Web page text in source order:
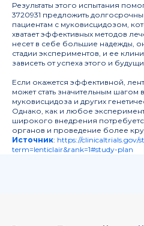
Результаты этого испытания
3720931 предложить
пациентам с муковисцидозом,
хватает эффективных методов
несет в себе большие надежды,
стадии экспериментов, и ее
зависеть от успеха этого и
Если окажется эффективной,
может стать значительным шагом
муковисцидоза и других
Однако, как и любое
широкого внедрения
органов и проведение более
Источник: https://clinicaltrials.gov/
term=lenticlair&rank=1#study-plan
pmcouncil@almazovcentre.ru
197341, Санкт-Петербург, ул.
Архив мероприятий
Объявления